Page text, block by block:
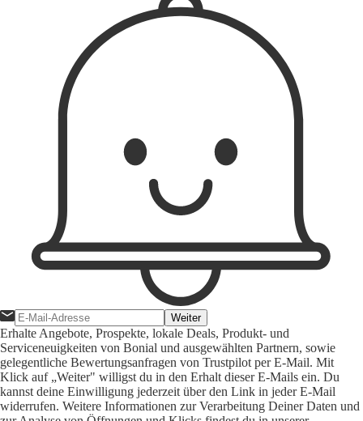
Weiter
Erhalte Angebote, Prospekte, lokale Deals, Produkt- und
Serviceneuigkeiten von Bonial und ausgewählten Partnern, sowie
gelegentliche Bewertungsanfragen von Trustpilot per E-Mail. Mit
Klick auf „Weiter" willigst du in den Erhalt dieser E-Mails ein. Du
kannst deine Einwilligung jederzeit über den Link in jeder E-Mail
widerrufen. Weitere Informationen zur Verarbeitung Deiner Daten und